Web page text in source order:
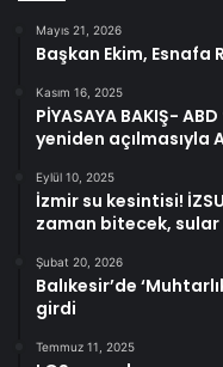
Mayıs 21, 2026
Başkan Ekim,
Kasım 16, 2025
PİYASAYA BAKIŞ-
yeniden açılmasıyla
Eylül 10, 2025
İzmir su kesintisi!
zaman bitecek,
Şubat 20, 2026
Balıkesir’de
girdi
Temmuz 11, 2025